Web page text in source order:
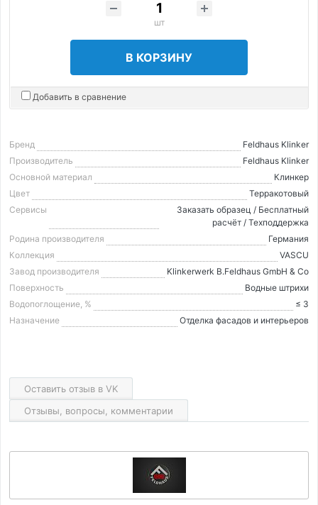
шт
В КОРЗИНУ
Добавить в сравнение
Бренд
Feldhaus Klinker
Производитель
Feldhaus Klinker
Основной материал
Клинкер
Цвет
Терракотовый
Сервисы
Заказать образец / Бесплатный
расчёт / Техподдержка
Родина производителя
Германия
Коллекция
VASCU
Завод производителя
Klinkerwerk B.Feldhaus GmbH & Co
Поверхность
Водные штрихи
Водопоглощение, %
≤ 3
Назначение
Отделка фасадов и интерьеров
Оставить отзыв в VK
Отзывы, вопросы, комментарии